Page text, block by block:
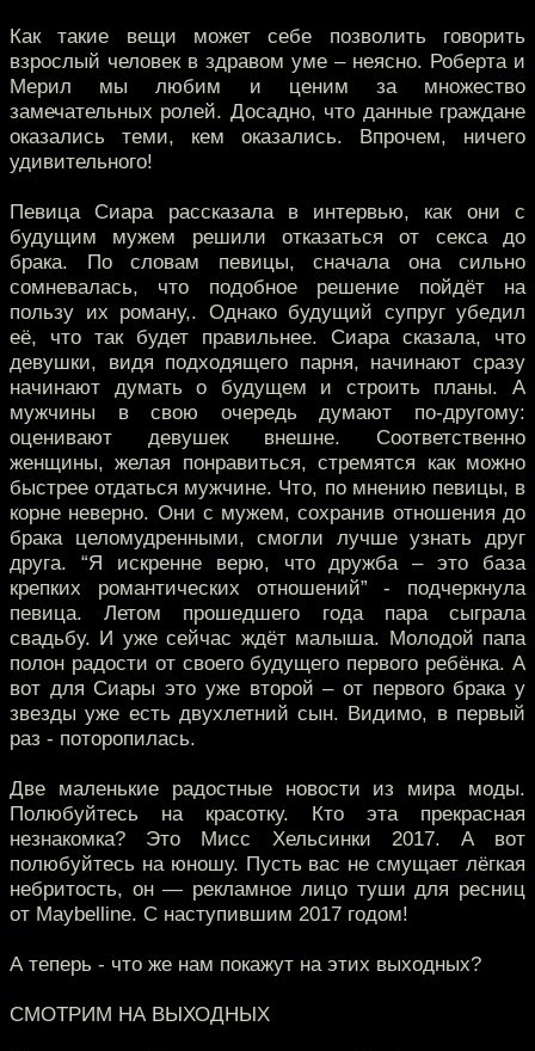
Как такие вещи может себе позволить говорить
взрослый человек в здравом уме – неясно. Роберта и
Мерил мы любим и ценим за множество
замечательных ролей. Досадно, что данные граждане
оказались теми, кем оказались. Впрочем, ничего
удивительного!
Певица Сиара рассказала в интервью, как они с
будущим мужем решили отказаться от секса до
брака. По словам певицы, сначала она сильно
сомневалась, что подобное решение пойдёт на
пользу их роману,. Однако будущий супруг убедил
её, что так будет правильнее. Сиара сказала, что
девушки, видя подходящего парня, начинают сразу
начинают думать о будущем и строить планы. А
мужчины в свою очередь думают по-другому:
оценивают девушек внешне. Соответственно
женщины, желая понравиться, стремятся как можно
быстрее отдаться мужчине. Что, по мнению певицы, в
корне неверно. Они с мужем, сохранив отношения до
брака целомудренными, смогли лучше узнать друг
друга. “Я искренне верю, что дружба – это база
крепких романтических отношений” - подчеркнула
певица. Летом прошедшего года пара сыграла
свадьбу. И уже сейчас ждёт малыша. Молодой папа
полон радости от своего будущего первого ребёнка. А
вот для Сиары это уже второй – от первого брака у
звезды уже есть двухлетний сын. Видимо, в первый
раз - поторопилась.
Две маленькие радостные новости из мира моды.
Полюбуйтесь на красотку. Кто эта прекрасная
незнакомка? Это Мисс Хельсинки 2017. А вот
полюбуйтесь на юношу. Пусть вас не смущает лёгкая
небритость, он — рекламное лицо туши для ресниц
от Maybelline. С наступившим 2017 годом!
А теперь - что же нам покажут на этих выходных?
СМОТРИМ НА ВЫХОДНЫХ